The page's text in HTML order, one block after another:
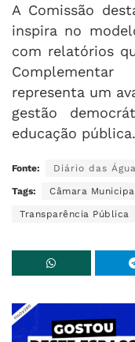
A Comissão
inspira no
com relatórios
representa um
gestão
educação pública.
Fonte: Diário das
Tags: Câmara
Transparência Pública